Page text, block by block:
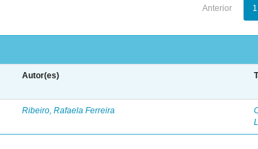
Anterior 1
Autor(es)
Ribeiro, Rafaela Ferreira